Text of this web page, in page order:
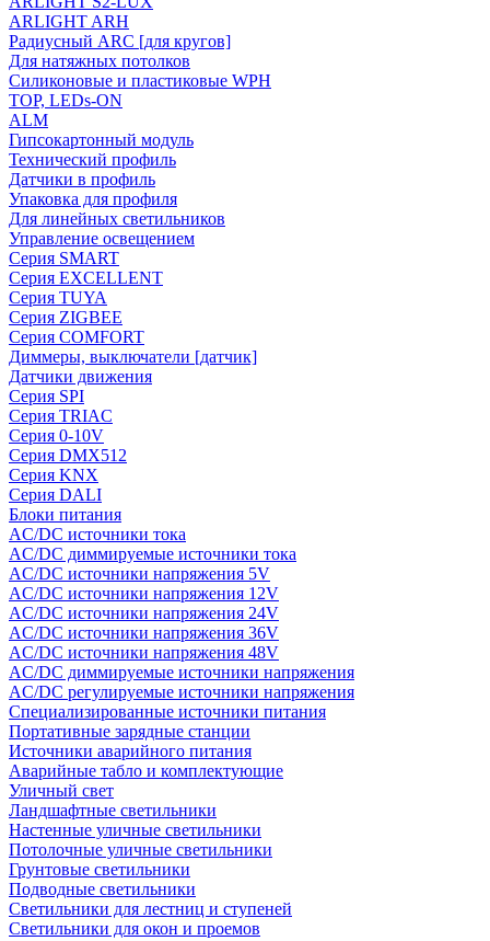
ARLIGHT ARH
Радиусный ARC [для кругов]
Для натяжных потолков
Силиконовые и пластиковые WPH
TOP, LEDs-ON
ALM
Гипсокартонный модуль
Технический профиль
Датчики в профиль
Упаковка для профиля
Для линейных светильников
Управление освещением
Серия SMART
Серия EXCELLENT
Серия TUYA
Серия ZIGBEE
Серия COMFORT
Диммеры, выключатели [датчик]
Датчики движения
Серия SPI
Серия TRIAC
Серия 0-10V
Серия DMX512
Серия KNX
Серия DALI
Блоки питания
AC/DC источники тока
AC/DC диммируемые источники тока
AC/DC источники напряжения 5V
AC/DC источники напряжения 12V
AC/DC источники напряжения 24V
AC/DC источники напряжения 36V
AC/DC источники напряжения 48V
AC/DC диммируемые источники напряжения
AC/DC регулируемые источники напряжения
Специализированные источники питания
Портативные зарядные станции
Источники аварийного питания
Аварийные табло и комплектующие
Уличный свет
Ландшафтные светильники
Настенные уличные светильники
Потолочные уличные светильники
Грунтовые светильники
Подводные светильники
Светильники для лестниц и ступеней
Светильники для окон и проемов